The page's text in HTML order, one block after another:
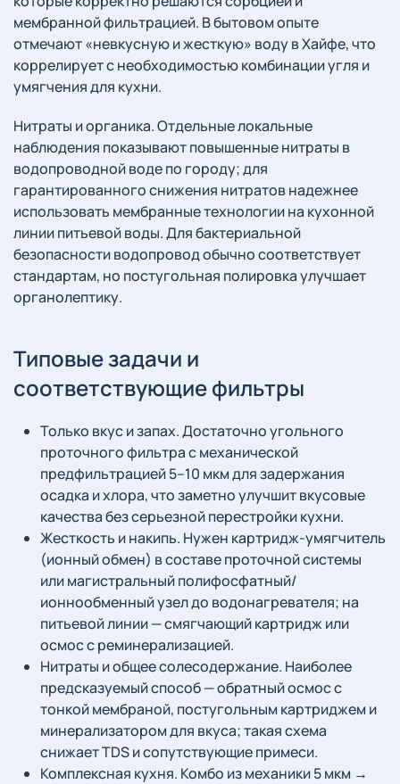
мембранной фильтрацией. В бытовом опыте
отмечают «невкусную и жесткую» воду в Хайфе, что
коррелирует с необходимостью комбинации угля и
умягчения для кухни.
Нитраты и органика. Отдельные локальные
наблюдения показывают повышенные нитраты в
водопроводной воде по городу; для
гарантированного снижения нитратов надежнее
использовать мембранные технологии на кухонной
линии питьевой воды. Для бактериальной
безопасности водопровод обычно соответствует
стандартам, но постугольная полировка улучшает
органолептику.
Типовые задачи и
соответствующие фильтры
Только вкус и запах. Достаточно угольного
проточного фильтра с механической
предфильтрацией 5–10 мкм для задержания
осадка и хлора, что заметно улучшит вкусовые
качества без серьезной перестройки кухни.
Жесткость и накипь. Нужен картридж-умягчитель
(ионный обмен) в составе проточной системы
или магистральный полифосфатный/
ионнообменный узел до водонагревателя; на
питьевой линии — смягчающий картридж или
осмос с реминерализацией.
Нитраты и общее солесодержание. Наиболее
предсказуемый способ — обратный осмос с
тонкой мембраной, постугольным картриджем и
минерализатором для вкуса; такая схема
снижает TDS и сопутствующие примеси.
Комплексная кухня. Комбо из механики 5 мкм →